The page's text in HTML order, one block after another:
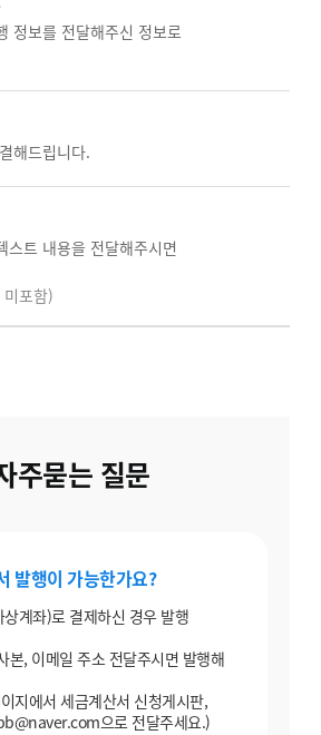
정보를 전달해주신 정보로
해드립니다.
스트 내용을 전달해주시면
포함)
주묻는 질문
발행이 가능한가요?
계좌)로 결제하신 경우 발행
본, 이메일 주소 전달주시면 발행해
지에서 세금계산서 신청게시판,
으로 전달주세요.)